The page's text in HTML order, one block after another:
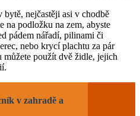
bytě, nejčastěji asi v chodbě
na podložku na zem, abyste
pádem nářadí, pilinami či
nebo krycí plachtu za pár
použít dvě židle, jejich
v zahradě a